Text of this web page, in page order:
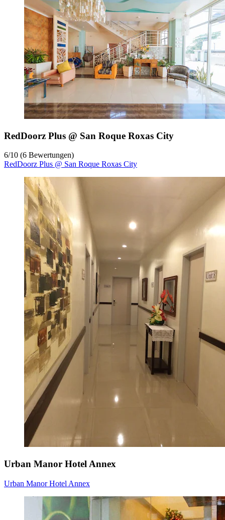
RedDoorz Plus @ San Roque Roxas City
6/10 (6 Bewertungen)
RedDoorz Plus @ San Roque Roxas City
Urban Manor Hotel Annex
Urban Manor Hotel Annex